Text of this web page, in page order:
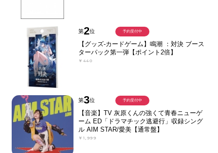
第2位
【グッズ-カードゲーム】鳴潮 ：対決 ブース
ターパック第一弾【ポイント2倍】
￥440
予約受付中
第3位
【音楽】TV 灰原くんの強くて青春ニューゲ
ーム ED「ドラマチック逃避行」収録シング
ル AIM STAR/愛美【通常盤】
￥1,999
予約受付中